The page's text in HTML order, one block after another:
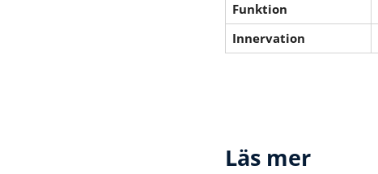
Funktion
Innervation
Läs mer